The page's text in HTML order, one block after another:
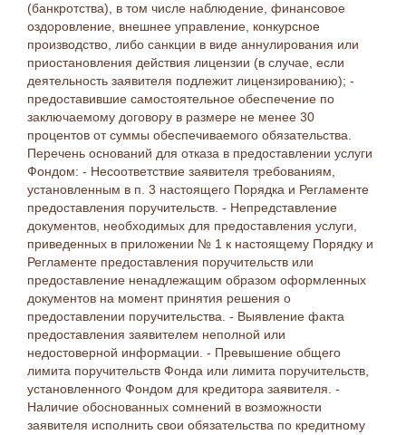
(банкротства), в том числе наблюдение, финансовое
оздоровление, внешнее управление, конкурсное
производство, либо санкции в виде аннулирования или
приостановления действия лицензии (в случае, если
деятельность заявителя подлежит лицензированию); -
предоставившие самостоятельное обеспечение по
заключаемому договору в размере не менее 30
процентов от суммы обеспечиваемого обязательства.
Перечень оснований для отказа в предоставлении услуги
Фондом: - Несоответствие заявителя требованиям,
установленным в п. 3 настоящего Порядка и Регламенте
предоставления поручительств. - Непредставление
документов, необходимых для предоставления услуги,
приведенных в приложении № 1 к настоящему Порядку и
Регламенте предоставления поручительств или
предоставление ненадлежащим образом оформленных
документов на момент принятия решения о
предоставлении поручительства. - Выявление факта
предоставления заявителем неполной или
недостоверной информации. - Превышение общего
лимита поручительств Фонда или лимита поручительств,
установленного Фондом для кредитора заявителя. -
Наличие обоснованных сомнений в возможности
заявителя исполнить свои обязательства по кредитному